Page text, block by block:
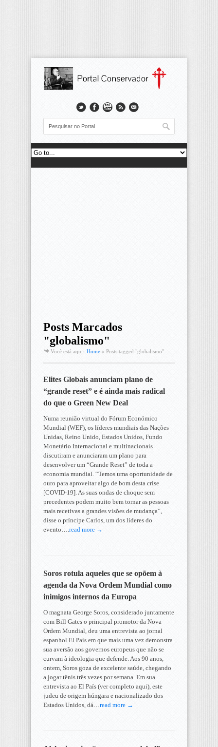
Posts Marcados
"globalismo"
Você está aqui: Home » Posts tagged "globalismo"
Elites Globais anunciam plano de
“grande reset” e é ainda mais radical
do que o Green New Deal
Numa reunião virtual do Fórum Económico
Mundial (WEF), os líderes mundiais das Nações
Unidas, Reino Unido, Estados Unidos, Fundo
Monetário Internacional e multinacionais
discutiram e anunciaram um plano para
desenvolver um “Grande Reset” de toda a
economia mundial. “Temos uma oportunidade de
ouro para aproveitar algo de bom desta crise
[COVID-19]. As suas ondas de choque sem
precedentes podem muito bem tornar as pessoas
mais recetivas a grandes visões de mudança”,
disse o príncipe Carlos, um dos líderes do
evento….read more →
Soros rotula aqueles que se opõem à
agenda da Nova Ordem Mundial como
inimigos internos da Europa
O magnata George Soros, considerado juntamente
com Bill Gates o principal promotor da Nova
Ordem Mundial, deu uma entrevista ao jornal
espanhol El País em que mais uma vez demonstra
sua aversão aos governos europeus que não se
curvam à ideologia que defende. Aos 90 anos,
ontem, Soros goza de excelente saúde, chegando
a jogar tênis três vezes por semana. Em sua
entrevista ao El País (ver completo aqui), este
judeu de origem húngara e nacionalizado dos
Estados Unidos, dá…read more →